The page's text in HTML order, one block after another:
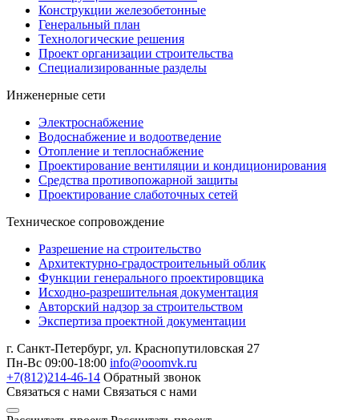
Конструкции железобетонные
Генеральный план
Технологические решения
Проект организации строительства
Специализированные разделы
Инженерные сети
Электроснабжение
Водоснабжение и водоотведение
Отопление и теплоснабжение
Проектирование вентиляции и кондиционирования
Средства противопожарной защиты
Проектирование слаботочных сетей
Техническое сопровождение
Разрешение на строительство
Архитектурно-градостроительный облик
Функции генерального проектировщика
Исходно-разрешительная документация
Авторский надзор за строительством
Экспертиза проектной документации
г. Санкт-Петербург, ул. Краснопутиловская 27
Пн-Вс 09:00-18:00 info@ooomvk.ru
+7(812)214-46-14 Обратный звонок
Связаться с нами Связаться с нами